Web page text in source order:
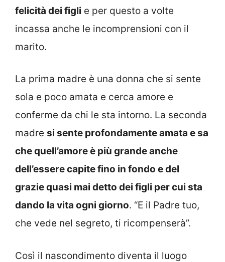
felicità dei figli e per questo a volte
incassa anche le incomprensioni con il
marito.
La prima madre è una donna che si sente
sola e poco amata e cerca amore e
conferme da chi le sta intorno. La seconda
madre si sente profondamente amata e sa
che quell’amore è più grande anche
dell’essere capite fino in fondo e del
grazie quasi mai detto dei figli per cui sta
dando la vita ogni giorno. “E il Padre tuo,
che vede nel segreto, ti ricompenserà”.
Così il nascondimento diventa il luogo